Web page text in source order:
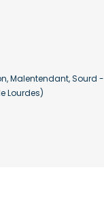
Malentendant, Sourd -
Lourdes)